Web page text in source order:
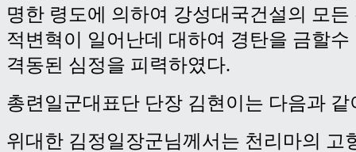
명한 령도에 의하여 강성대국건설의 모
적변혁이 일어난데 대하여 경탄을 금할
격동된 심정을 피력하였다.
총련일군대표단 단장 김현이는 다음과 같
위대한 김정일장군님께서는 천리마의 고